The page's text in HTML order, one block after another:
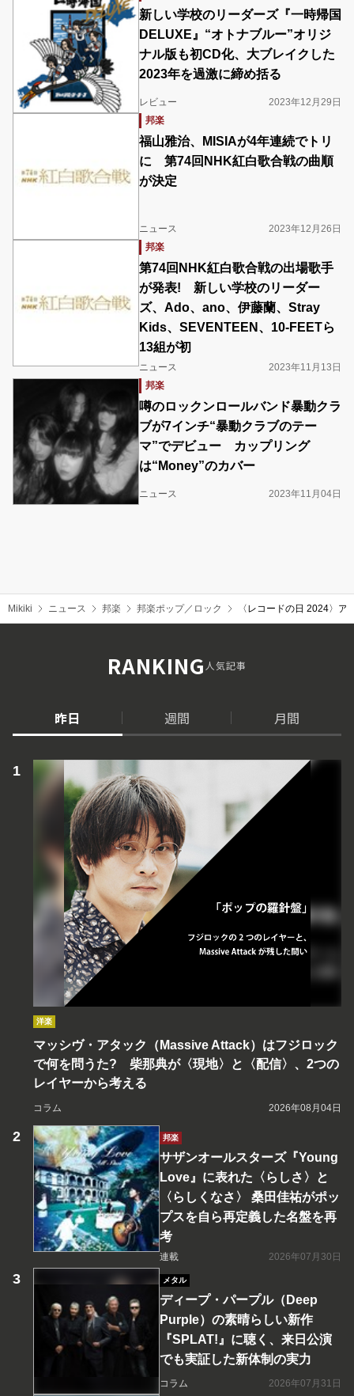
新しい学校のリーダーズ『一時帰国
DELUXE』“オトナブルー”オリジ
ナル版も初CD化、大ブレイクした
2023年を過激に締め括る
レビュー
2023年12月29日
邦楽
福山雅治、MISIAが4年連続でトリ
に 第74回NHK紅白歌合戦の曲順
が決定
ニュース
2023年12月26日
邦楽
第74回NHK紅白歌合戦の出場歌手
が発表! 新しい学校のリーダー
ズ、Ado、ano、伊藤蘭、Stray
Kids、SEVENTEEN、10-FEETら
13組が初
ニュース
2023年11月13日
邦楽
噂のロックンロールバンド暴動クラ
ブが7インチ“暴動クラブのテー
マ”でデビュー カップリング
は“Money”のカバー
ニュース 2023年11月04日
Mikiki ニュース 邦楽 邦楽ポップ／ロック 〈レコードの日 2024〉
RANKING人気記事
昨日 週間 月間
洋楽
マッシヴ・アタック（Massive Attack）はフジロック
で何を問うた? 柴那典が〈現地〉と〈配信〉、2つの
レイヤーから考える
コラム 2026年08月04日
邦楽
サザンオールスターズ『Young
Love』に表れた〈らしさ〉と
〈らしくなさ〉 桑田佳祐がポッ
プスを自ら再定義した名盤を再
考
連載 2026年07月30日
メタル
ディープ・パープル（Deep
Purple）の素晴らしい新作
『SPLAT!』に聴く、来日公演
でも実証した新体制の実力
コラム 2026年07月31日